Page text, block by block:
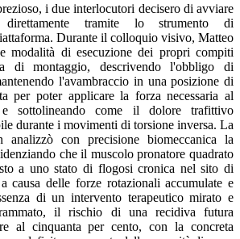
i due interlocutori decisero di avviare
direttamente tramite lo strumento di
Durante il colloquio visivo, Matteo
modalità di esecuzione dei propri compiti
di montaggio, descrivendo l'obbligo di
l'avambraccio in una posizione di
per poter applicare la forza necessaria al
sottolineando come il dolore trafittivo
durante i movimenti di torsione inversa. La
analizzò con precisione biomeccanica la
che il muscolo pronatore quadrato
a uno stato di flogosi cronica nel sito di
causa delle forze rotazionali accumulate e
di un intervento terapeutico mirato e
il rischio di una recidiva futura
al cinquanta per cento, con la concreta